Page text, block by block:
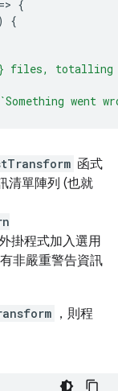
=> {
{
} files,
`Something went
函式
清單陣列 (也就
掛程式加入選用
非嚴重警告資訊
，則程